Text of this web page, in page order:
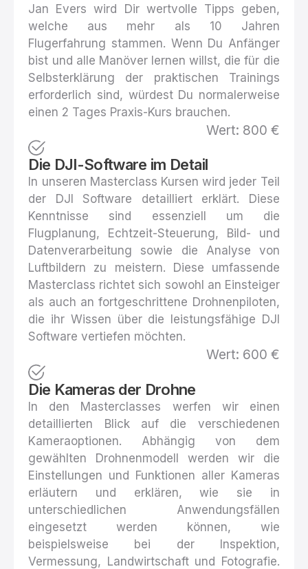
Jan Evers wird Dir wertvolle Tipps geben,
welche aus mehr als 10 Jahren
Flugerfahrung stammen. Wenn Du Anfänger
bist und alle Manöver lernen willst, die für die
Selbsterklärung der praktischen Trainings
erforderlich sind, würdest Du normalerweise
einen 2 Tages Praxis-Kurs brauchen.
Wert: 800 €
Die DJI-Software im Detail
In unseren Masterclass Kursen wird jeder Teil
der DJI Software detailliert erklärt. Diese
Kenntnisse sind essenziell um die
Flugplanung, Echtzeit-Steuerung, Bild- und
Datenverarbeitung sowie die Analyse von
Luftbildern zu meistern. Diese umfassende
Masterclass richtet sich sowohl an Einsteiger
als auch an fortgeschrittene Drohnenpiloten,
die ihr Wissen über die leistungsfähige DJI
Software vertiefen möchten.
Wert: 600 €
Die Kameras der Drohne
In den Masterclasses werfen wir einen
detaillierten Blick auf die verschiedenen
Kameraoptionen. Abhängig von dem
gewählten Drohnenmodell werden wir die
Einstellungen und Funktionen aller Kameras
erläutern und erklären, wie sie in
unterschiedlichen Anwendungsfällen
eingesetzt werden können, wie
beispielsweise bei der Inspektion,
Vermessung, Landwirtschaft und Fotografie.